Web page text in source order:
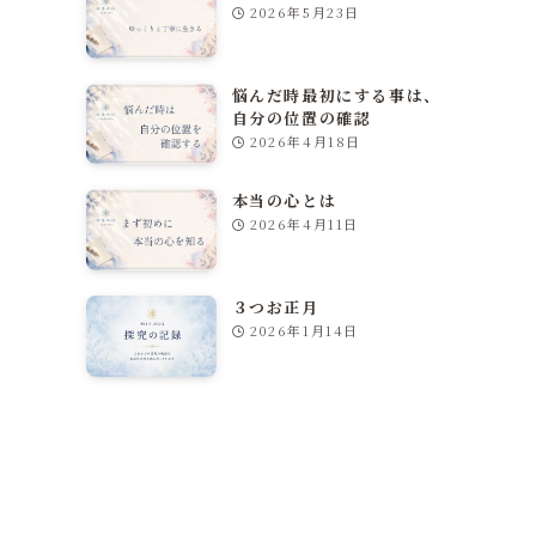
2026年5月23日
悩んだ時最初にする事は、
自分の位置の確認
2026年4月18日
本当の心とは
2026年4月11日
３つお正月
2026年1月14日